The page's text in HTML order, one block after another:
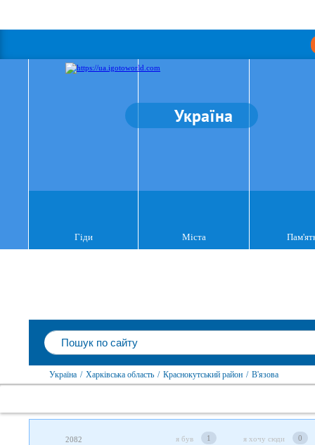
Україна
Гіди Міста
Україна / Харківська область / Краснокутський район / В'язова
2082 я був 1 я хочу сюди 0